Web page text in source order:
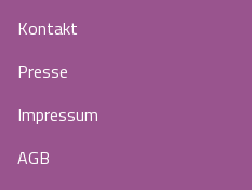
Kontakt
Presse
Impressum
AGB